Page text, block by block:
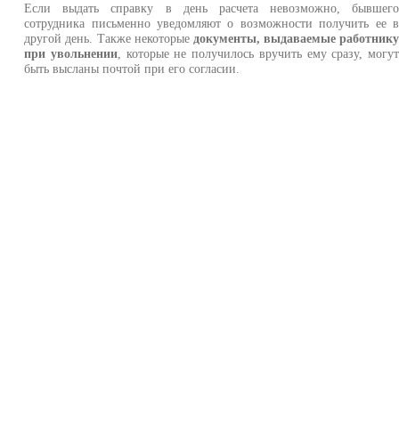
Если выдать справку в день расчета невозможно, бывшего
сотрудника письменно уведомляют о возможности получить ее в
другой день. Также некоторые документы, выдаваемые работнику
при увольнении, которые не получилось вручить ему сразу, могут
быть высланы почтой при его согласии.